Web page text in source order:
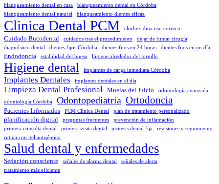
blanqueamiento dental en casa
blanqueamiento dental en Córdoba
blanqueamiento dental natural
blanqueamiento dientes eficaz
Clinica Dental PCM clorhexidina uso correcto
Cuidado Bucodental cuidados tras el procedimiento
dejar de fumar cirugía
diagnóstico dental
dientes fijos Córdoba dientes fijos en 24 horas dientes fijos en un día
Endodoncia estabilidad del hueso higiene alrededor del tornillo
Higiene dental implantes de carga inmediata Córdoba
Implantes Dentales implantes dentales en el día
Limpieza Dental Profesional Muelas del Juicio odontología avanzada
odontología Córdoba Odontopediatría Ortodoncia
Pacientes Informados PCM Clínica Dental plan de tratamiento personalizado
planificación digital preguntas frecuentes
prevención de inflamación
primera consulta dental
primera visita dental prótesis dental fija
revisiones y seguimiento
rutina con gel antiséptico
Salud dental y enfermedades
Sedación consciente señales de alarma dental
señales de alerta
tratamiento más eficiente